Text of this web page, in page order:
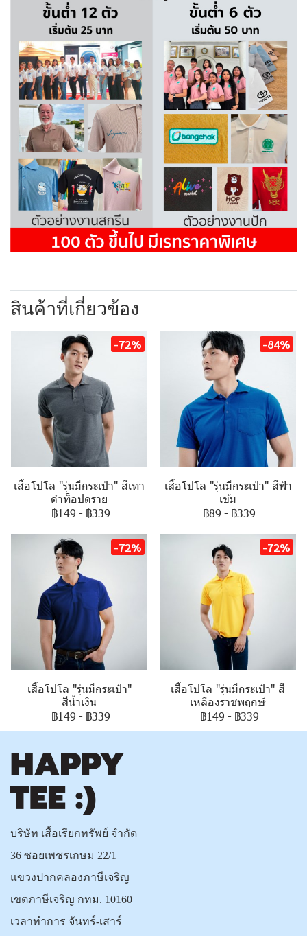
สินค้าที่เกี่ยวข้อง
-72%
เสื้อโปโล "รุ่นมีกระเป๋า" สีเทา
ดำท็อปดราย
฿149 - ฿339
-84%
เสื้อโปโล "รุ่นมีกระเป๋า" สีฟ้า
เข้ม
฿89 - ฿339
-72%
เสื้อโปโล "รุ่นมีกระเป๋า"
สีน้ำเงิน
฿149 - ฿339
-72%
เสื้อโปโล "รุ่นมีกระเป๋า" สี
เหลืองราชพฤกษ์
฿149 - ฿339
บริษัท เสื้อเรียกทรัพย์ จำกัด
36 ซอยเพชรเกษม 22/1
แขวงปากคลองภาษีเจริญ
เขตภาษีเจริญ กทม. 10160
เวลาทำการ จันทร์-เสาร์